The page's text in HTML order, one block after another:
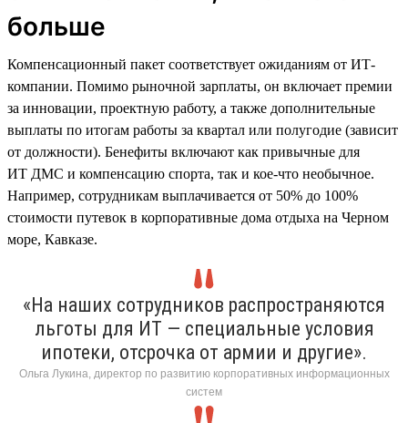
больше
Компенсационный пакет соответствует ожиданиям от ИТ-
компании. Помимо рыночной зарплаты, он включает премии
за инновации, проектную работу, а также дополнительные
выплаты по итогам работы за квартал или полугодие (зависит
от должности). Бенефиты включают как привычные для
ИТ ДМС и компенсацию спорта, так и кое-что необычное.
Например, сотрудникам выплачивается от 50% до 100%
стоимости путевок в корпоративные дома отдыха на Черном
море, Кавказе.
«На наших сотрудников распространяются
льготы для ИТ — специальные условия
ипотеки, отсрочка от армии и другие».
Ольга Лукина, директор по развитию корпоративных информационных
систем